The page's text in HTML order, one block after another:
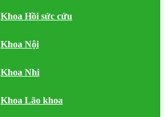
Khoa Hồi sức cứu
Khoa Nội
Khoa Nhi
Khoa Lão khoa